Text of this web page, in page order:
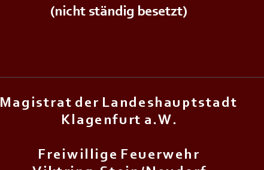
(nicht ständig besetzt)
M a g i s t r a t d e r L a n d e s h a u p t s t a d t
K l a g e n f u r t a . W .
F r e i w i l l i g e F e u e r w e h r